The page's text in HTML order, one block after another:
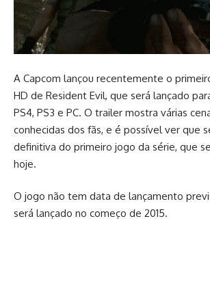
A Capcom lançou recentemente o
HD de Resident Evil, que será lançado
PS4, PS3 e PC. O trailer mostra várias
conhecidas dos fãs, e é possível ver que
definitiva do primeiro jogo da série, que
hoje.
O jogo não tem data de lançamento
será lançado no começo de 2015.